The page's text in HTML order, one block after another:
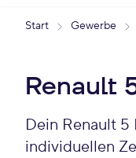
Start Gewerbe
Renault
Dein Renault 5 E-TECH Gewerbefahrzeug wartet schon auf Dich. Bei Allane least Du Deinen Gewerbe-Renault 5 E-TECH für einen
individuellen